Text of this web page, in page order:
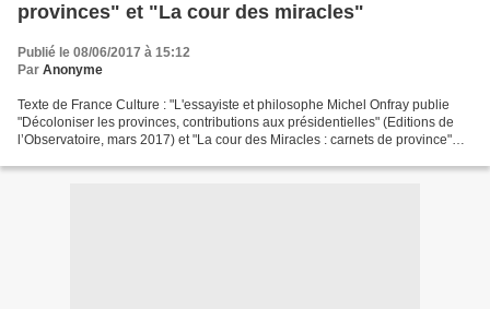
provinces" et "La cour des miracles"
Publié le 08/06/2017 à 15:12
Par Anonyme
Texte de France Culture : "L'essayiste et philosophe Michel Onfray publie
"Décoloniser les provinces, contributions aux présidentielles" (Editions de
l’Observatoire, mars 2017) et "La cour des Miracles : carnets de province"